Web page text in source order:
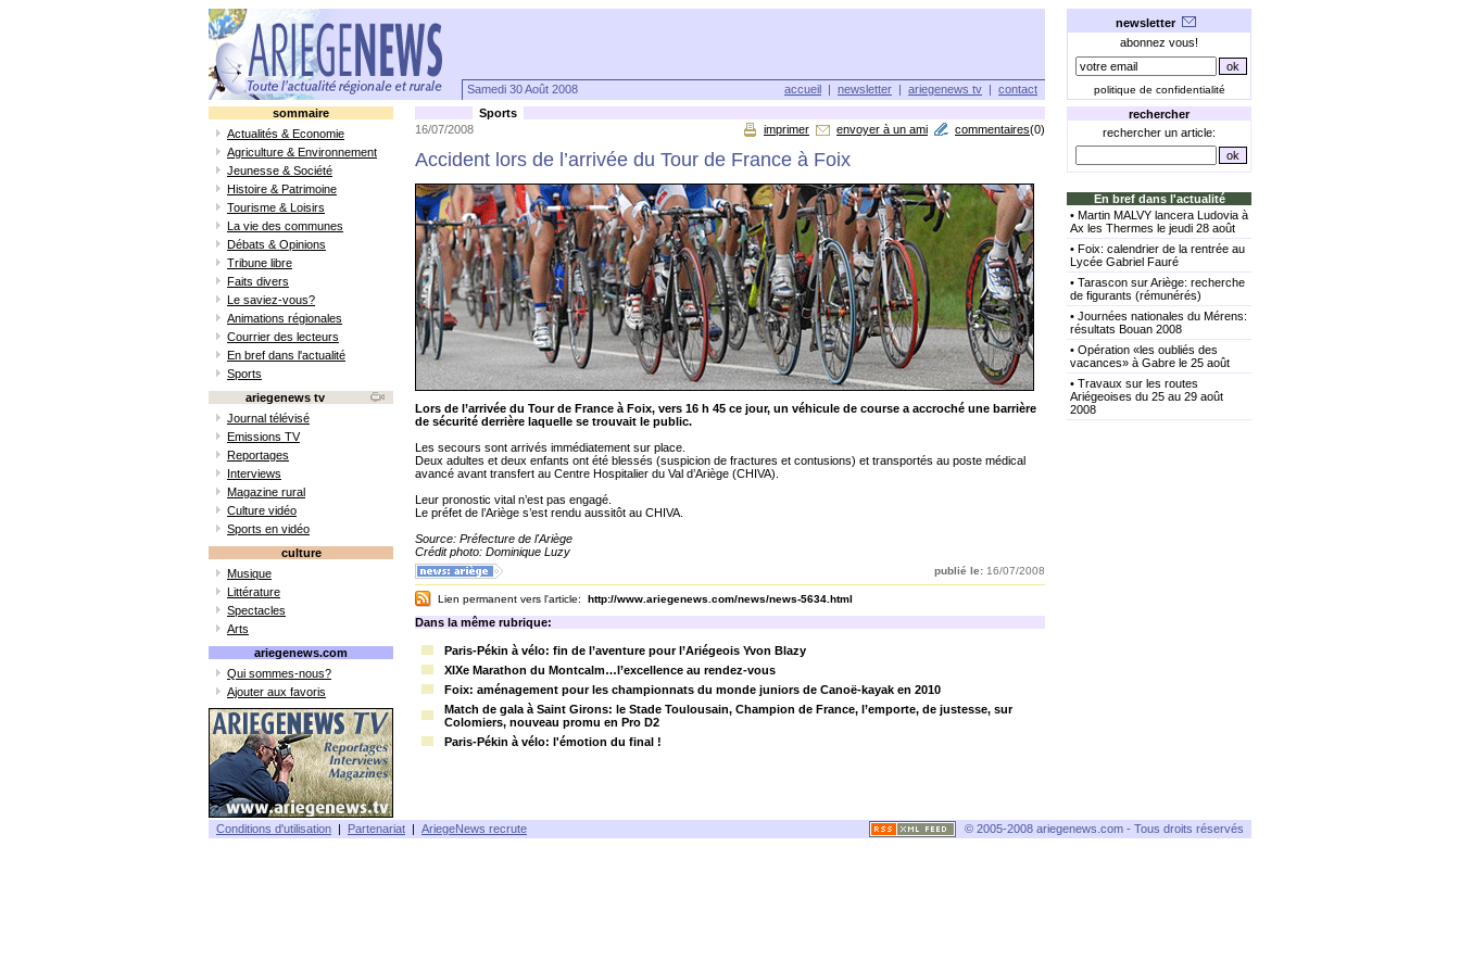
Samedi 30 Août 2008 accueil | newsletter | ariegenews tv | contact
newsletter
abonnez vous!
politique de confidentialité
sommaire
Actualités & Economie
Agriculture & Environnement
Jeunesse & Société
Histoire & Patrimoine
Tourisme & Loisirs
La vie des communes
Débats & Opinions
Tribune libre
Faits divers
Le saviez-vous?
Animations régionales
Courrier des lecteurs
En bref dans l'actualité
Sports
ariegenews tv
Journal télévisé
Emissions TV
Reportages
Interviews
Magazine rural
Culture vidéo
Sports en vidéo
culture
Musique
Littérature
Spectacles
Arts
ariegenews.com
Qui sommes-nous?
Ajouter aux favoris
Sports
16/07/2008
imprimer envoyer à un ami commentaires(0)
Accident lors de l’arrivée du Tour de France à Foix
Lors de l’arrivée du Tour de France à Foix, vers 16 h 45 ce jour, un véhicule de course a accroché une barrière
de sécurité derrière laquelle se trouvait le public.
Les secours sont arrivés immédiatement sur place.
Deux adultes et deux enfants ont été blessés (suspicion de fractures et contusions) et transportés au poste médical
avancé avant transfert au Centre Hospitalier du Val d’Ariège (CHIVA).
Leur pronostic vital n’est pas engagé.
Le préfet de l’Ariège s’est rendu aussitôt au CHIVA.
Source: Préfecture de l'Ariège
Crédit photo: Dominique Luzy
publié le: 16/07/2008
Lien permanent vers l'article: http://www.ariegenews.com/news/news-5634.html
Dans la même rubrique:
Paris-Pékin à vélo: fin de l’aventure pour l’Ariégeois Yvon Blazy
XIXe Marathon du Montcalm…l’excellence au rendez-vous
Foix: aménagement pour les championnats du monde juniors de Canoë-kayak en 2010
Match de gala à Saint Girons: le Stade Toulousain, Champion de France, l’emporte, de justesse, sur
Colomiers, nouveau promu en Pro D2
Paris-Pékin à vélo: l'émotion du final !
rechercher
rechercher un article:
En bref dans l'actualité
• Martin MALVY lancera Ludovia à
Ax les Thermes le jeudi 28 août
• Foix: calendrier de la rentrée au
Lycée Gabriel Fauré
• Tarascon sur Ariège: recherche
de figurants (rémunérés)
• Journées nationales du Mérens:
résultats Bouan 2008
• Opération «les oubliés des
vacances» à Gabre le 25 août
• Travaux sur les routes
Ariégeoises du 25 au 29 août
2008
Conditions d'utilisation | Partenariat | AriegeNews recrute © 2005-2008 ariegenews.com - Tous droits réservés